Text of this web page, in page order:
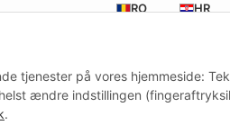
tjenester på vores hjemmeside:
ændre indstillingen
.
RO HR
Danmark| Din specialist i
rådgivning:moc.ketafa@ofni|